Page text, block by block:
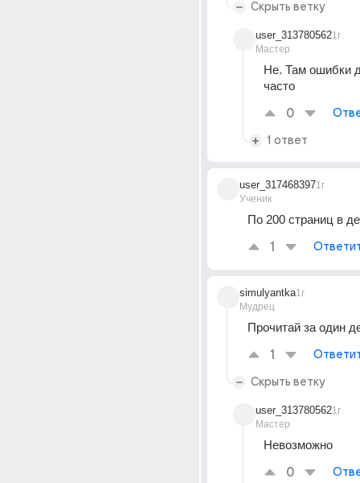
Скрыть ветку
user_313780562
Мастер
1г
Не. Там ошибки
часто
0
1 ответ
user_317468397
Ученик
1г
По 200 страниц в
1
simulyantka
Мудрец
1г
Прочитай за один
1
Скрыть ветку
user_313780562
Мастер
1г
Невозможно
0